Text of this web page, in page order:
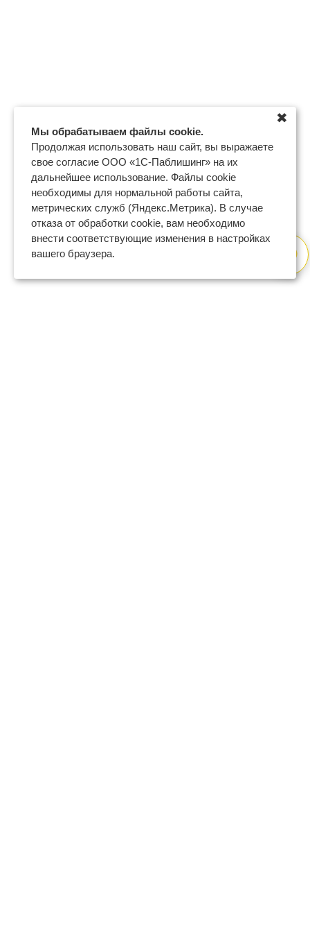
Мы обрабатываем файлы cookie.
Продолжая использовать наш сайт, вы выражаете
свое согласие ООО «1С-Паблишинг» на их
дальнейшее использование. Файлы cookie
необходимы для нормальной работы сайта,
метрических служб (Яндекс.Метрика). В случае
отказа от обработки cookie, вам необходимо
внести соответствующие изменения в настройках
вашего браузера.
✖